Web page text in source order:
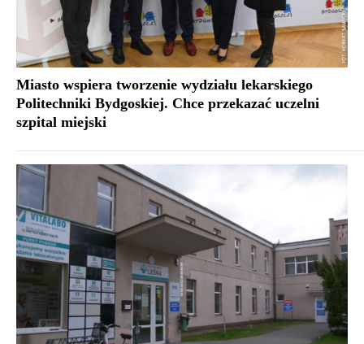
Miasto wspiera tworzenie wydziału lekarskiego
Politechniki Bydgoskiej. Chce przekazać uczelni
szpital miejski